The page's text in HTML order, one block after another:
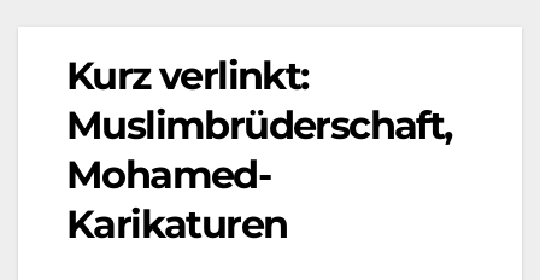
Kurz verlinkt:
Muslimbrüderschaft,
Mohamed-
Karikaturen